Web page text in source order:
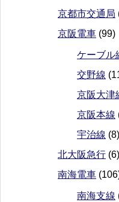
京都市交通局
京阪電車 (99)
ケーブル
交野線
京阪大津
京阪本線
宇治線 (8)
北大阪急行 (6)
南海電車
南海支線